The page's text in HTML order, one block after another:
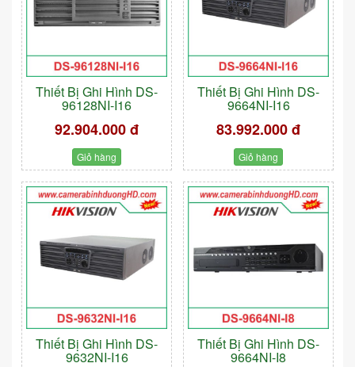
Thiết Bị Ghi Hình DS-
96128NI-I16
92.904.000 đ
Giỏ hàng
Thiết Bị Ghi Hình DS-
9664NI-I16
83.992.000 đ
Giỏ hàng
Thiết Bị Ghi Hình DS-
9632NI-I16
Thiết Bị Ghi Hình DS-
9664NI-I8